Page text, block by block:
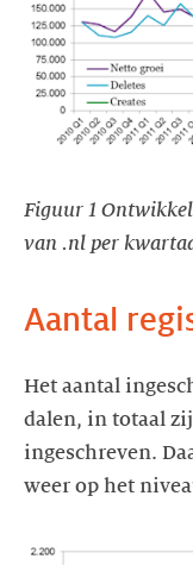
Figuur 1
van .nl per
Aantal
Het aantal
dalen, in totaal
ingeschreven.
weer op het